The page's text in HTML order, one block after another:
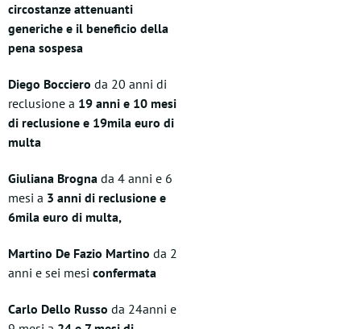
circostanze attenuanti
generiche e il beneficio della
pena sospesa
Diego Bocciero da 20 anni di
reclusione a 19 anni e 10 mesi
di reclusione e 19mila euro di
multa
Giuliana Brogna da 4 anni e 6
mesi a 3 anni di reclusione e
6mila euro di multa,
Martino De Fazio Martino da 2
anni e sei mesi confermata
Carlo Dello Russo da 24anni e